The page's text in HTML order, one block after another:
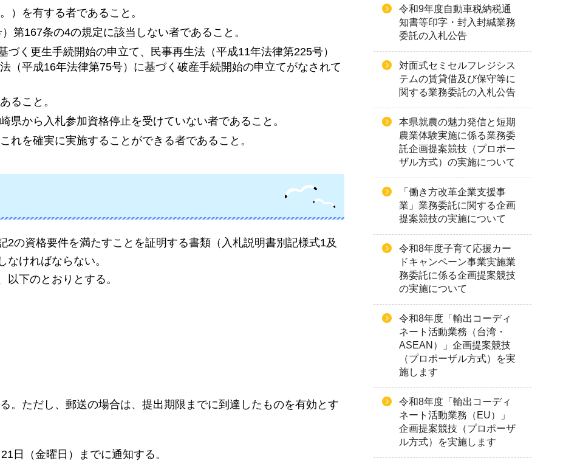
）を有する者であること。
第167条の4の規定に該当しない者であること。
く更生手続開始の申立て、民事再生法（平成11年法律第225号）
（平成16年法律第75号）に基づく破産手続開始の申立てがなされて
ること。
県から入札参加資格停止を受けていない者であること。
れを確実に実施することができる者であること。
2の資格要件を満たすことを証明する書類（入札説明書別記様式1及
ければならない。
下のとおりとする。
。ただし、郵送の場合は、提出期限までに到達したものを有効とす
日（金曜日）までに通知する。
令和9年度自動車税納税通
知書等印字・封入封緘業務
委託の入札公告
対面式セミセルフレジシス
テムの賃貸借及び保守等に
関する業務委託の入札公告
本県就農の魅力発信と短期
農業体験実施に係る業務委
託企画提案競技（プロポー
ザル方式）の実施について
「働き方改革企業支援事
業」業務委託に関する企画
提案競技の実施について
令和8年度子育て応援カー
ドキャンペーン事業実施業
務委託に係る企画提案競技
の実施について
令和8年度「輸出コーディ
ネート活動業務（台湾・
ASEAN）」企画提案競技
（プロポーザル方式）を実
施します
令和8年度「輸出コーディ
ネート活動業務（EU）」
企画提案競技（プロポーザ
ル方式）を実施します